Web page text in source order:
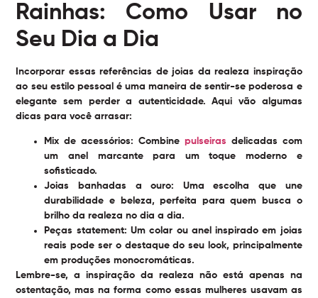
Rainhas: Como Usar no
Seu Dia a Dia
Incorporar essas referências de joias da realeza inspiração
ao seu estilo pessoal é uma maneira de sentir-se poderosa e
elegante sem perder a autenticidade. Aqui vão algumas
dicas para você arrasar:
Mix de acessórios: Combine pulseiras delicadas com
um anel marcante para um toque moderno e
sofisticado.
Joias banhadas a ouro: Uma escolha que une
durabilidade e beleza, perfeita para quem busca o
brilho da realeza no dia a dia.
Peças statement: Um colar ou anel inspirado em joias
reais pode ser o destaque do seu look, principalmente
em produções monocromáticas.
Lembre-se, a inspiração da realeza não está apenas na
ostentação, mas na forma como essas mulheres usavam as